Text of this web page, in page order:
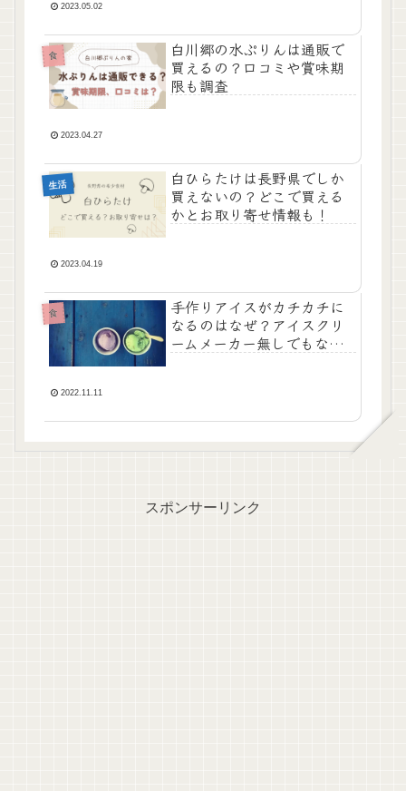
2023.05.02
食
白川郷の水ぷりんは通販で
買えるの？口コミや賞味期
限も調査
2023.04.27
生活
白ひらたけは長野県でしか
買えないの？どこで買える
かとお取り寄せ情報も！
2023.04.19
食
手作りアイスがカチカチに
なるのはなぜ？アイスクリ
ームメーカー無しでもなめ
2022.11.11
スポンサーリンク